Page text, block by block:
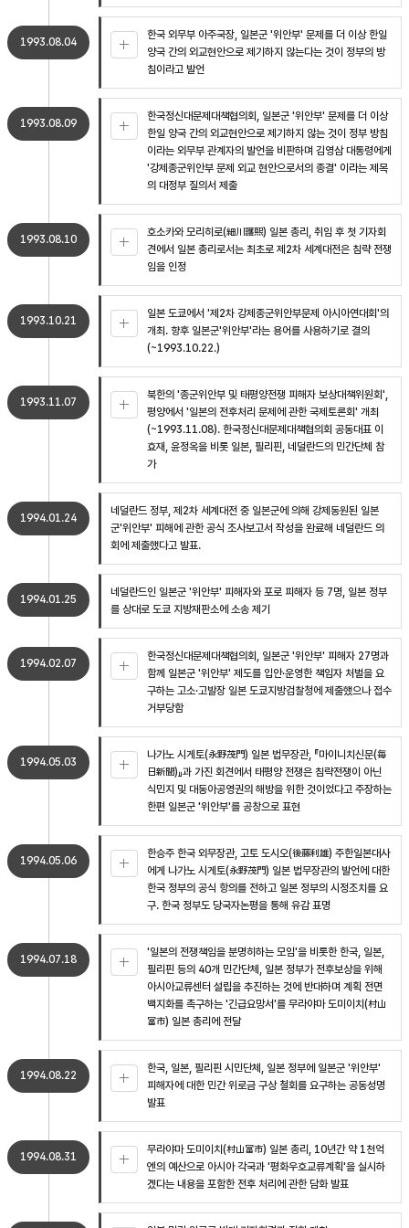
1993.08.04
한국 외무부 아주국장, 일본군 '위안부' 문제를 더 이상 한일
양국 간의 외교현안으로 제기하지 않는다는 것이 정부의 방
침이라고 발언
1993.08.09
한국정신대문제대책협의회, 일본군 '위안부' 문제를 더 이상
한일 양국 간의 외교현안으로 제기하지 않는 것이 정부 방침
이라는 외무부 관계자의 발언을 비판하며 김영삼 대통령에게
'강제종군위안부 문제 외교 현안으로서의 종결' 이라는 제목
의 대정부 질의서 제출
1993.08.10
호소카와 모리히로(細川護煕) 일본 총리, 취임 후 첫 기자회
견에서 일본 총리로서는 최초로 제2차 세계대전은 침략 전쟁
임을 인정
1993.10.21
일본 도쿄에서 '제2차 강제종군위안부문제 아시아연대회'의
개최. 향후 일본군'위안부'라는 용어를 사용하기로 결의
(~1993.10.22.)
1993.11.07
북한의 '종군위안부 및 태평양전쟁 피해자 보상대책위원회',
평양에서 '일본의 전후처리 문제에 관한 국제토론회' 개최
(~1993.11.08). 한국정신대문제대책협의회 공동대표 이
효재, 윤정옥을 비롯 일본, 필리핀, 네덜란드의 민간단체 참
가
1994.01.24
네덜란드 정부, 제2차 세계대전 중 일본군에 의해 강제동원된 일본
군'위안부' 피해에 관한 공식 조사보고서 작성을 완료해 네덜란드 의
회에 제출했다고 발표.
1994.01.25
네덜란드인 일본군 '위안부' 피해자와 포로 피해자 등 7명, 일본 정부
를 상대로 도쿄 지방재판소에 소송 제기
1994.02.07
한국정신대문제대책협의회, 일본군 '위안부' 피해자 27명과
함께 일본군 '위안부' 제도를 입안·운영한 책임자 처벌을 요
구하는 고소·고발장 일본 도쿄지방검찰청에 제출했으나 접수
거부당함
1994.05.03
나가노 시게토(永野茂門) 일본 법무장관, 『마이니치신문(毎
日新聞)』과 가진 회견에서 태평양 전쟁은 침략전쟁이 아닌
식민지 및 대동아공영권의 해방을 위한 것이었다고 주장하는
한편 일본군 '위안부'를 공창으로 표현
1994.05.06
한승주 한국 외무장관, 고토 도시오(後藤利雄) 주한일본대사
에게 나가노 시게토(永野茂門) 일본 법무장관의 발언에 대한
한국 정부의 공식 항의를 전하고 일본 정부의 시정조치를 요
구. 한국 정부도 당국자논평을 통해 유감 표명
1994.07.18
'일본의 전쟁책임을 분명히하는 모임'을 비롯한 한국, 일본,
필리핀 등의 40개 민간단체, 일본 정부가 전후보상을 위해
아시아교류센터 설립을 추진하는 것에 반대하며 계획 전면
백지화를 촉구하는 '긴급요망서'를 무라야마 도미이치(村山
富市) 일본 총리에 전달
1994.08.22
한국, 일본, 필리핀 시민단체, 일본 정부에 일본군 '위안부'
피해자에 대한 민간 위로금 구상 철회를 요구하는 공동성명
발표
1994.08.31
무라야마 도미이치(村山富市) 일본 총리, 10년간 약 1천억
엔의 예산으로 아시아 각국과 '평화우호교류계획'을 실시하
겠다는 내용을 포함한 전후 처리에 관한 담화 발표